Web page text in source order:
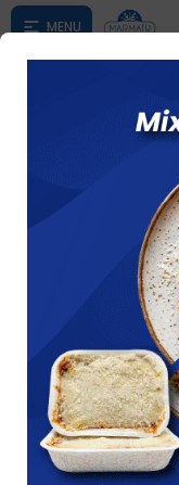

Haagen-dazs